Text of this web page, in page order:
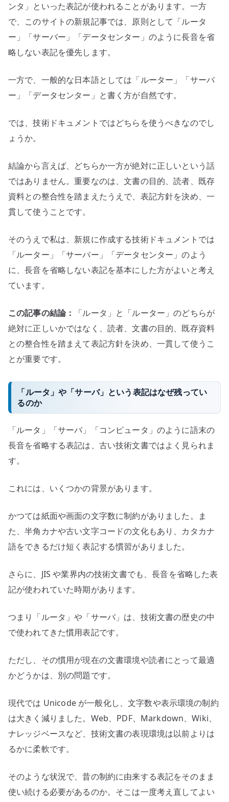
一
を
考
え
へ
ンタ」といった表記が使われることがあります。一方
で、このサイトの新規記事では、原則として「ルータ
ー」「サーバー」「データセンター」のように長音を省
略しない表記を優先します。
一方で、一般的な日本語としては「ルーター」「サーバ
ー」「データセンター」と書く方が自然です。
では、技術ドキュメントではどちらを使うべきなのでし
ょうか。
結論から言えば、どちらか一方が絶対に正しいという話
ではありません。重要なのは、文書の目的、読者、既存
資料との整合性を踏まえたうえで、表記方針を決め、一
貫して使うことです。
そのうえで私は、新規に作成する技術ドキュメントでは
「ルーター」「サーバー」「データセンター」のよう
に、長音を省略しない表記を基本にした方がよいと考え
ています。
この記事の結論：
「ルータ」と「ルーター」のどちらが
絶対に正しいかではなく、読者、文書の目的、既存資料
との整合性を踏まえて表記方針を決め、一貫して使うこ
とが重要です。
「ルータ」や「サーバ」という表記はなぜ残ってい
るのか
「ルータ」「サーバ」「コンピュータ」のように語末の
長音を省略する表記は、古い技術文書ではよく見られま
す。
これには、いくつかの背景があります。
かつては紙面や画面の文字数に制約がありました。ま
た、半角カナや古い文字コードの文化もあり、カタカナ
語をできるだけ短く表記する慣習がありました。
さらに、JIS や業界内の技術文書でも、長音を省略した表
記が使われていた時期があります。
つまり「ルータ」や「サーバ」は、技術文書の歴史の中
で使われてきた慣用表記です。
ただし、その慣用が現在の文書環境や読者にとって最適
かどうかは、別の問題です。
現代では Unicode が一般化し、文字数や表示環境の制約
は大きく減りました。Web、PDF、Markdown、Wiki、
ナレッジベースなど、技術文書の表現環境は以前よりは
るかに柔軟です。
そのような状況で、昔の制約に由来する表記をそのまま
使い続ける必要があるのか。そこは一度考え直してよい